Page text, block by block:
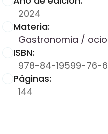
2024
Materia:
Gastronomia / ocio
ISBN:
978-84-19599-76-6
Páginas:
144